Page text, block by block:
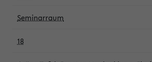
Seminarraum
18